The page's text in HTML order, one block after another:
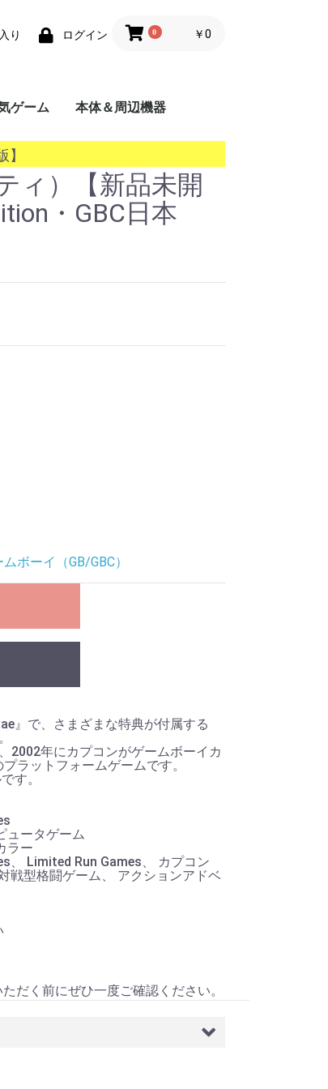
り ログイン 0 ￥0
ゲーム 本体＆周辺機器
ィ）【新品未開
・GBC日本
ボーイ（GB/GBC）
』で、さまざまな特典が付属する
2002年にカプコンがゲームボーイカ
ラットフォームゲームです。
す。
ュータゲーム
ラー
、 Limited Run Games、 カプコン
戦型格闘ゲーム、 アクションアドベ
だく前にぜひ一度ご確認ください。